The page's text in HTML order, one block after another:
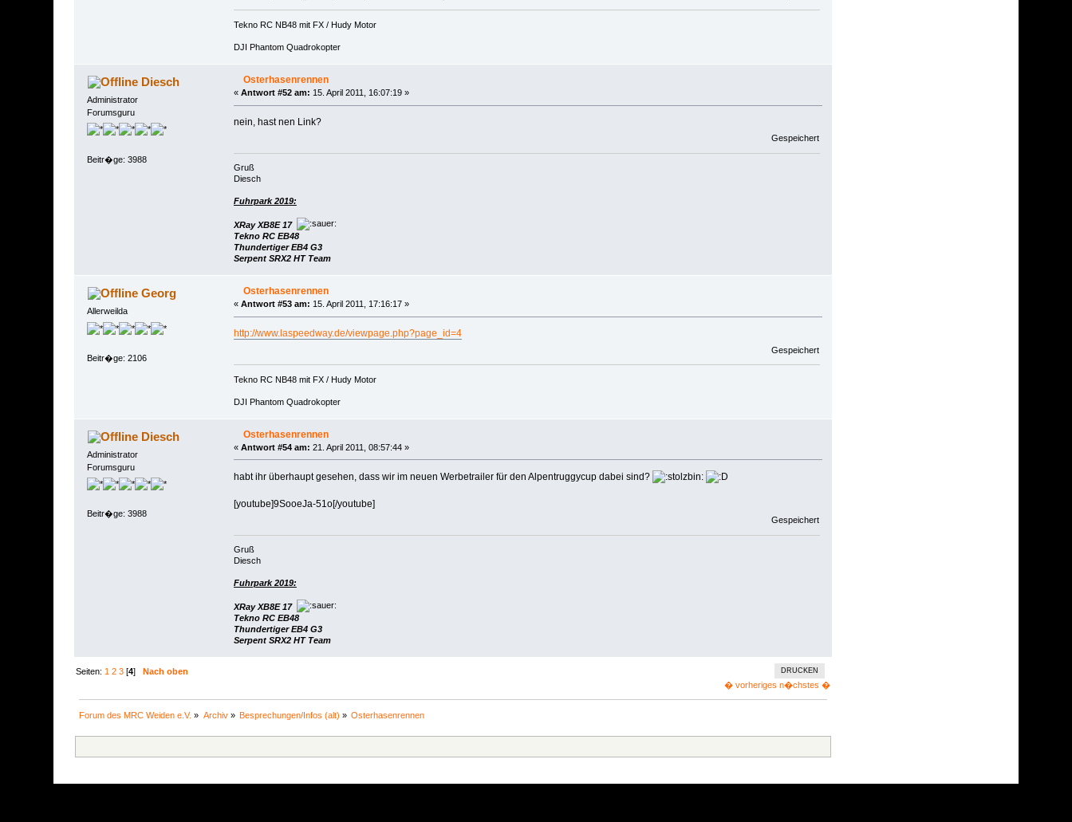
Tekno RC NB48 mit FX / Hudy Motor
DJI Phantom Quadrokopter
Diesch
Administrator
Forumsguru
Beitr�ge: 3988
Osterhasenrennen
« Antwort #52 am: 15. April 2011, 16:07:19 »
nein, hast nen Link?
Gespeichert
Gruß
Diesch
Fuhrpark 2019:
XRay XB8E 17
Tekno RC EB48
Thundertiger EB4 G3
Serpent SRX2 HT Team
Georg
Allerweilda
Beitr�ge: 2106
Osterhasenrennen
« Antwort #53 am: 15. April 2011, 17:16:17 »
http://www.laspeedway.de/viewpage.php?page_id=4
Gespeichert
Tekno RC NB48 mit FX / Hudy Motor
DJI Phantom Quadrokopter
Diesch
Administrator
Forumsguru
Beitr�ge: 3988
Osterhasenrennen
« Antwort #54 am: 21. April 2011, 08:57:44 »
habt ihr überhaupt gesehen, dass wir im neuen Werbetrailer für den Alpentruggycup dabei sind?
[youtube]9SooeJa-51o[/youtube]
Gespeichert
Gruß
Diesch
Fuhrpark 2019:
XRay XB8E 17
Tekno RC EB48
Thundertiger EB4 G3
Serpent SRX2 HT Team
DRUCKEN
Seiten: 1 2 3 [4]Nach oben
� vorheriges n�chstes �
Forum des MRC Weiden e.V. » Archiv» Besprechungen/Infos (alt) » Osterhasenrennen